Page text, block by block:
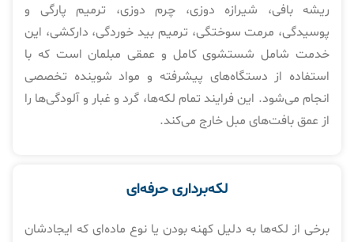
ریشه بافی، شیرازه دوزی، چرم دوزی، ترمیم پارگی و
پوسیدگی، مرمت سوختگی، ترمیم بید خوردگی، دارکشی، این
خدمت شامل شستشوی کامل و عمقی مبلمان است که با
استفاده از دستگاه‌های پیشرفته و مواد شوینده تخصصی
انجام می‌شود. این فرایند تمام لکه‌ها، گرد و غبار و آلودگی‌ها را
از عمق بافت‌های مبل خارج می‌کند.
لکه‌برداری حرفه‌ای
برخی از لکه‌ها به دلیل کهنه بودن یا نوع ماده‌ای که ایجادشان